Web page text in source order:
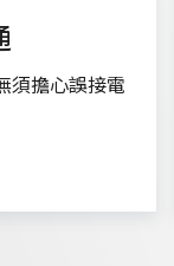
須擔心誤接電